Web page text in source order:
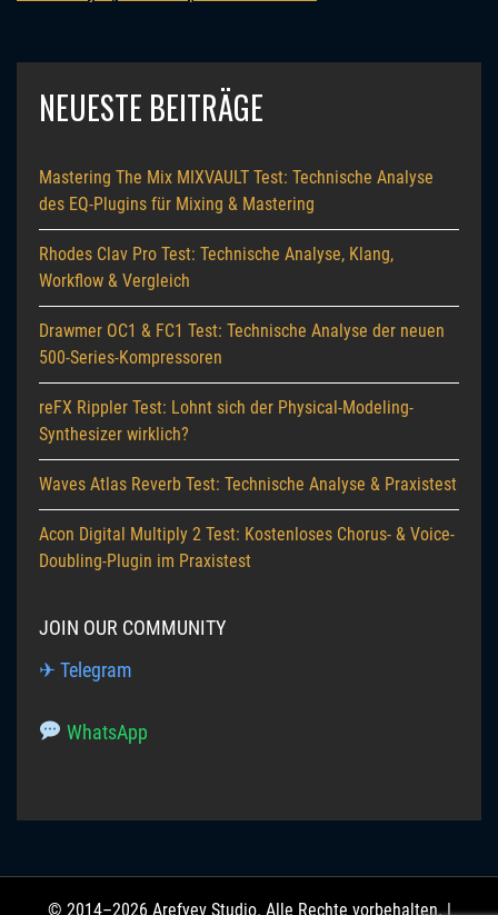
NEUESTE BEITRÄGE
Mastering The Mix MIXVAULT Test: Technische Analyse
des EQ-Plugins für Mixing & Mastering
Rhodes Clav Pro Test: Technische Analyse, Klang,
Workflow & Vergleich
Drawmer OC1 & FC1 Test: Technische Analyse der neuen
500-Series-Kompressoren
reFX Rippler Test: Lohnt sich der Physical-Modeling-
Synthesizer wirklich?
Waves Atlas Reverb Test: Technische Analyse & Praxistest
Acon Digital Multiply 2 Test: Kostenloses Chorus- & Voice-
Doubling-Plugin im Praxistest
JOIN OUR COMMUNITY
✈ Telegram
WhatsApp
© 2014–2026 Arefyev Studio. Alle Rechte vorbehalten. |